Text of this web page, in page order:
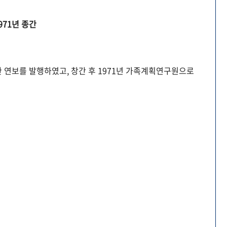
년 종간
보를 발행하였고, 창간 후 1971년 가족계획연구원으로